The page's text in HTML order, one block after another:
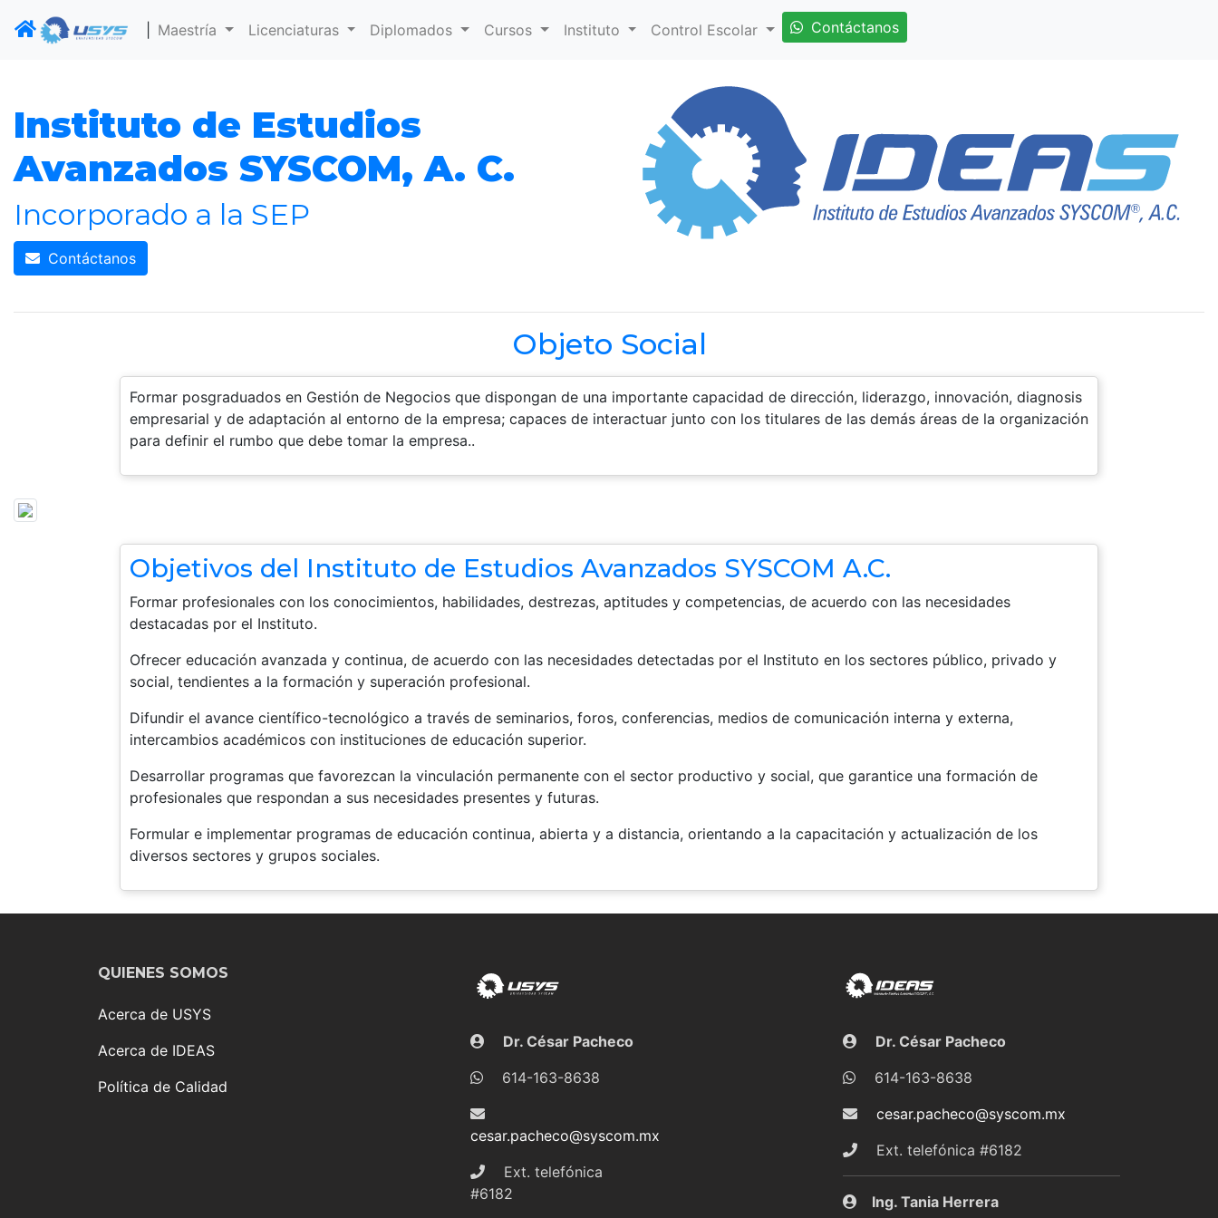
Maestría Licenciaturas Diplomados Cursos Instituto Control Escolar Contáctanos
Instituto de Estudios
Avanzados SYSCOM, A. C.
Incorporado a la SEP
Contáctanos
Objeto Social
Formar posgraduados en Gestión de Negocios que dispongan de una importante capacidad de dirección, liderazgo, innovación, diagnosis
empresarial y de adaptación al entorno de la empresa; capaces de interactuar junto con los titulares de las demás áreas de la organización
para definir el rumbo que debe tomar la empresa..
Objetivos del Instituto de Estudios Avanzados SYSCOM A.C.
Formar profesionales con los conocimientos, habilidades, destrezas, aptitudes y competencias, de acuerdo con las necesidades
destacadas por el Instituto.
Ofrecer educación avanzada y continua, de acuerdo con las necesidades detectadas por el Instituto en los sectores público, privado y
social, tendientes a la formación y superación profesional.
Difundir el avance científico-tecnológico a través de seminarios, foros, conferencias, medios de comunicación interna y externa,
intercambios académicos con instituciones de educación superior.
Desarrollar programas que favorezcan la vinculación permanente con el sector productivo y social, que garantice una formación de
profesionales que respondan a sus necesidades presentes y futuras.
Formular e implementar programas de educación continua, abierta y a distancia, orientando a la capacitación y actualización de los
diversos sectores y grupos sociales.
QUIENES SOMOS
Acerca de USYS
Acerca de IDEAS
Política de Calidad
Dr. César Pacheco
614-163-8638
cesar.pacheco@syscom.mx
Ext. telefónica
#6182
Dr. César Pacheco
614-163-8638
cesar.pacheco@syscom.mx
Ext. telefónica #6182
Ing. Tania Herrera